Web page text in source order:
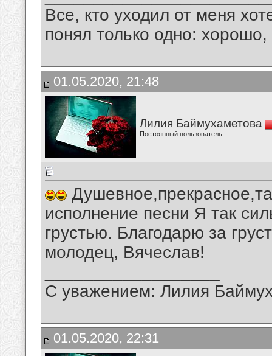
Все, кто уходил от меня
понял только одно:
01.05.2020, 21:48
Лилия Баймухаметова
Постоянный пользователь
исполнение песни Я так
грустью. Благодарю за
молодец, Вячеслав!
С уважением: Лилия
01.05.2020, 22:31